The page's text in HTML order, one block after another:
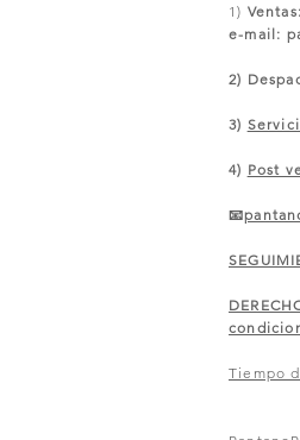
1) Ventas:
e-mail:
2)
3)
4) Post
📧
Tiempo